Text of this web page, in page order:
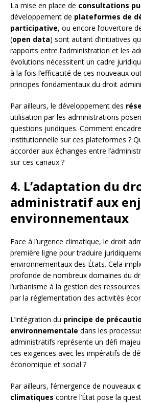
La mise en place de consultations
développement de plateformes de
participative, ou encore l’ouverture
(open data) sont autant d’initiatives
rapports entre l’administration et les
évolutions nécessitent un cadre
à la fois l’efficacité de ces nouveaux
principes fondamentaux du droit
Par ailleurs, le développement des
utilisation par les administrations
questions juridiques. Comment
institutionnelle sur ces plateformes ?
accorder aux échanges entre
sur ces canaux ?
4. L’adaptation du
administratif aux
environnementaux
Face à l’urgence climatique, le droit
première ligne pour traduire
environnementaux des États. Cela
profonde de nombreux domaines du
l’urbanisme à la gestion des
par la réglementation des activités
L’intégration du principe de
environnementale dans les
administratifs représente un défi
ces exigences avec les impératifs de
économique et social ?
Par ailleurs, l’émergence de nouveaux
climatiques contre l’État pose la